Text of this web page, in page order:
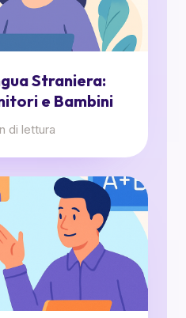
Straniera:
e Bambini
di lettura